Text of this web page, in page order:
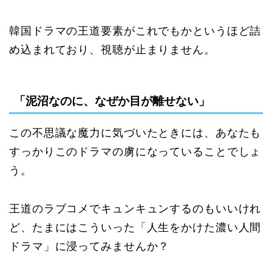
韓国ドラマの王道要素がこれでもかというほど詰
め込まれており、視聴が止まりません。
「泥沼なのに、なぜか目が離せない」
この不思議な魔力に気づいたときには、あなたも
すっかりこのドラマの虜になっていることでしょ
う。
王道のラブコメでキュンキュンするのもいいけれ
ど、たまにはこういった「人生をかけた濃い人間
ドラマ」に浸ってみませんか？